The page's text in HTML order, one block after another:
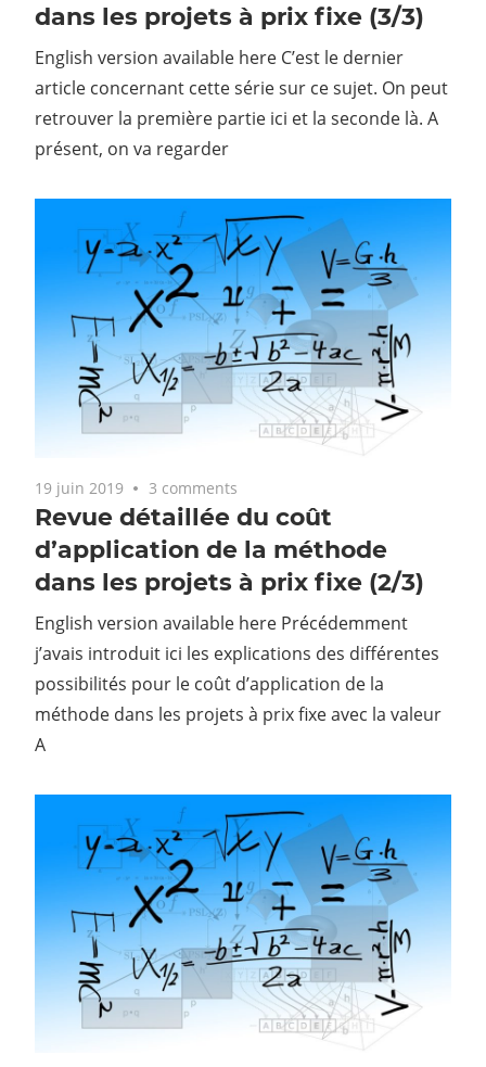
dans les projets à prix fixe (3/3)
English version available here C’est le dernier
article concernant cette série sur ce sujet. On peut
retrouver la première partie ici et la seconde là. A
présent, on va regarder
19 juin 2019 3 comments
Revue détaillée du coût
d’application de la méthode
dans les projets à prix fixe (2/3)
English version available here Précédemment
j’avais introduit ici les explications des différentes
possibilités pour le coût d’application de la
méthode dans les projets à prix fixe avec la valeur
A